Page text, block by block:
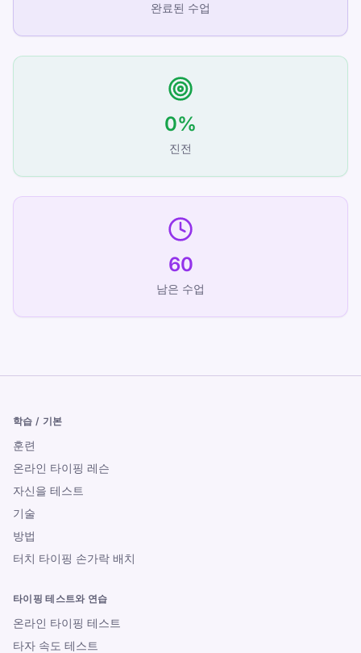
완료된 수업
0%
진전
60
남은 수업
학습 / 기본
훈련
온라인 타이핑 레슨
자신을 테스트
기술
방법
터치 타이핑 손가락 배치
타이핑 테스트와 연습
온라인 타이핑 테스트
타자 속도 테스트